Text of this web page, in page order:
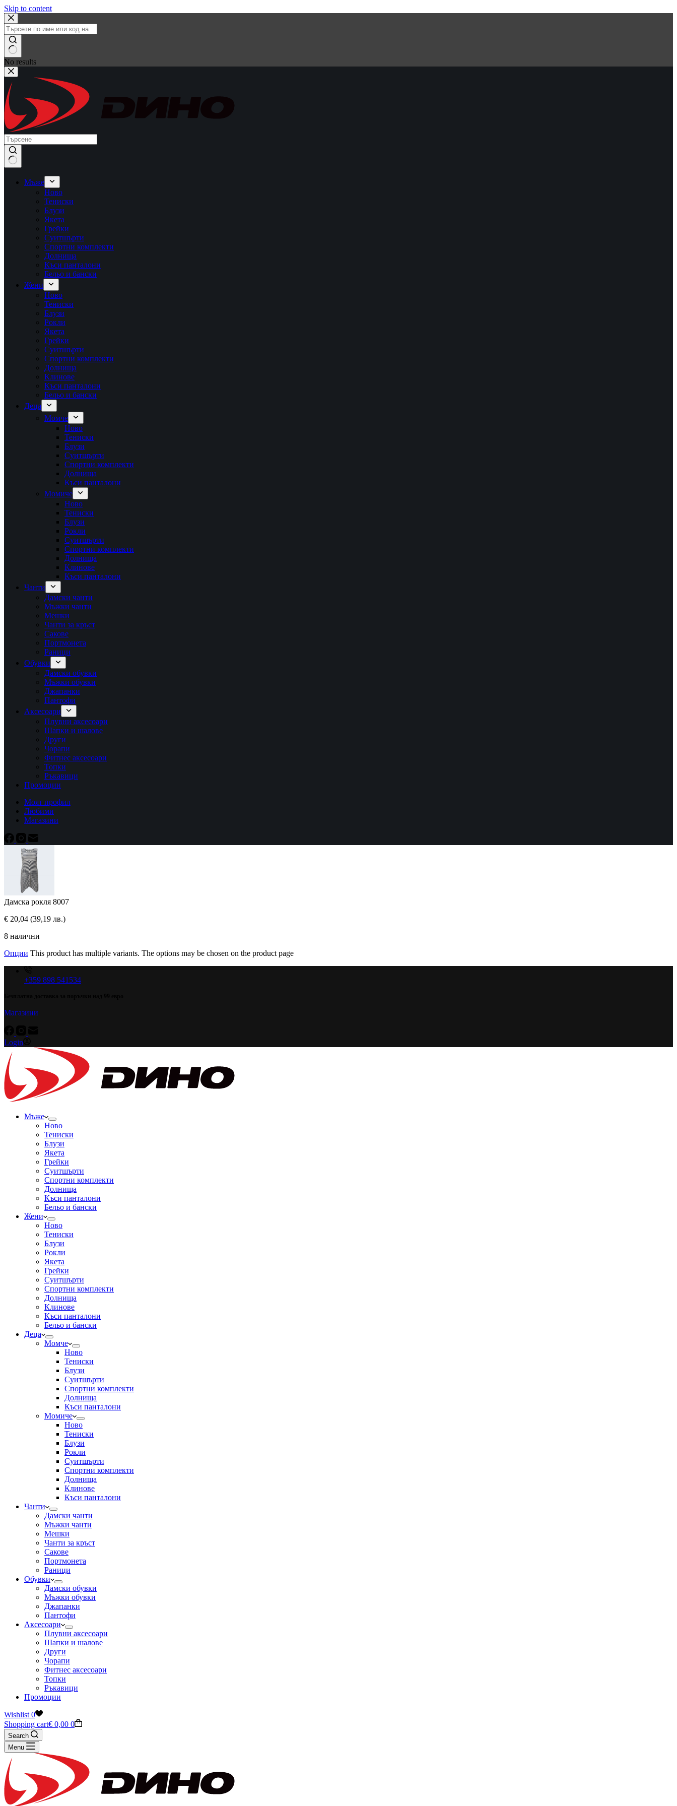
Skip to content
No results
Мъже
Ново
Тениски
Блузи
Якета
Грейки
Суитшърти
Спортни комплекти
Долнища
Къси панталони
Бельо и бански
Жени
Ново
Тениски
Блузи
Рокли
Якета
Грейки
Суитшърти
Спортни комплекти
Долнища
Клинове
Къси панталони
Бельо и бански
Деца
Момче
Ново
Тениски
Блузи
Суитшърти
Спортни комплекти
Долнища
Къси панталони
Момиче
Ново
Тениски
Блузи
Рокли
Суитшърти
Спортни комплекти
Долнища
Клинове
Къси панталони
Чанти
Дамски чанти
Мъжки чанти
Мешки
Чанти за кръст
Сакове
Портмонета
Раници
Обувки
Дамски обувки
Мъжки обувки
Джапанки
Пантофи
Аксесоари
Плувни аксесоари
Шапки и шалове
Други
Чорапи
Фитнес аксесоари
Топки
Ръкавици
Промоции
Моят профил
Любими
Магазини
Дамска рокля 8007
€ 20,04 (39,19 лв.)
8 налични
Опции This product has multiple variants. The options may be chosen on the product page
+359 898 541534
Магазини
Login
Мъже
Ново
Тениски
Блузи
Якета
Грейки
Суитшърти
Спортни комплекти
Долнища
Къси панталони
Бельо и бански
Жени
Ново
Тениски
Блузи
Рокли
Якета
Грейки
Суитшърти
Спортни комплекти
Долнища
Клинове
Къси панталони
Бельо и бански
Деца
Момче
Ново
Тениски
Блузи
Суитшърти
Спортни комплекти
Долнища
Къси панталони
Момиче
Ново
Тениски
Блузи
Рокли
Суитшърти
Спортни комплекти
Долнища
Клинове
Къси панталони
Чанти
Дамски чанти
Мъжки чанти
Мешки
Чанти за кръст
Сакове
Портмонета
Раници
Обувки
Дамски обувки
Мъжки обувки
Джапанки
Пантофи
Аксесоари
Плувни аксесоари
Шапки и шалове
Други
Чорапи
Фитнес аксесоари
Топки
Ръкавици
Промоции
Wishlist 0
Shopping cart€ 0,00 0
Search
Menu